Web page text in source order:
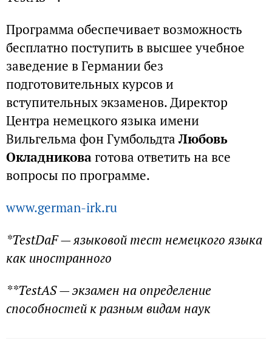
Программа обеспечивает возможность
бесплатно поступить в высшее учебное
заведение в Германии без
подготовительных курсов и
вступительных экзаменов. Директор
Центра немецкого языка имени
Вильгельма фон Гумбольдта Любовь
Окладниковаготова ответить на все
вопросы по программе.
www.german-irk.ru
*TestDaF — языковой тест немецкого языка
как иностранного
**TestAS — экзамен на определение
способностей к разным видам наук